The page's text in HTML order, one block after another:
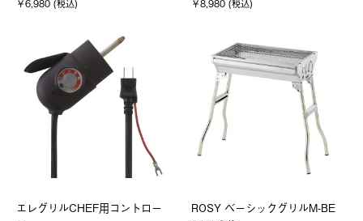
￥6,980 (税込) ￥8,980 (税込)
エレグリルCHEF用コントロー
ROSY ベーシックグリルM-BE